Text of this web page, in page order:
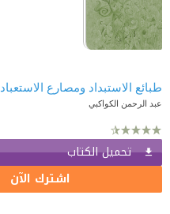
طبائع الاستبداد ومصارع الاستعباد
عبد الرحمن الكواكبي
تحميل الكتاب
اشترك الآن